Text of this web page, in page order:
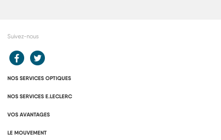
Suivez-nous
Redirection vers le compte Facebook E.Leclerc
NOS SERVICES OPTIQUES
NOS SERVICES E.LECLERC
VOS AVANTAGES
LE MOUVEMENT